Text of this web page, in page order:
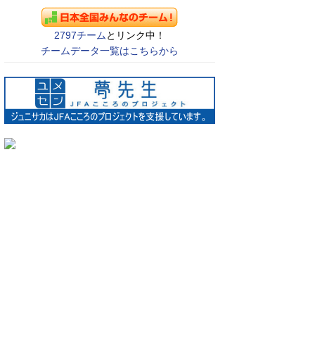
2797チーム とリンク中！
チームデータ一覧はこちらから